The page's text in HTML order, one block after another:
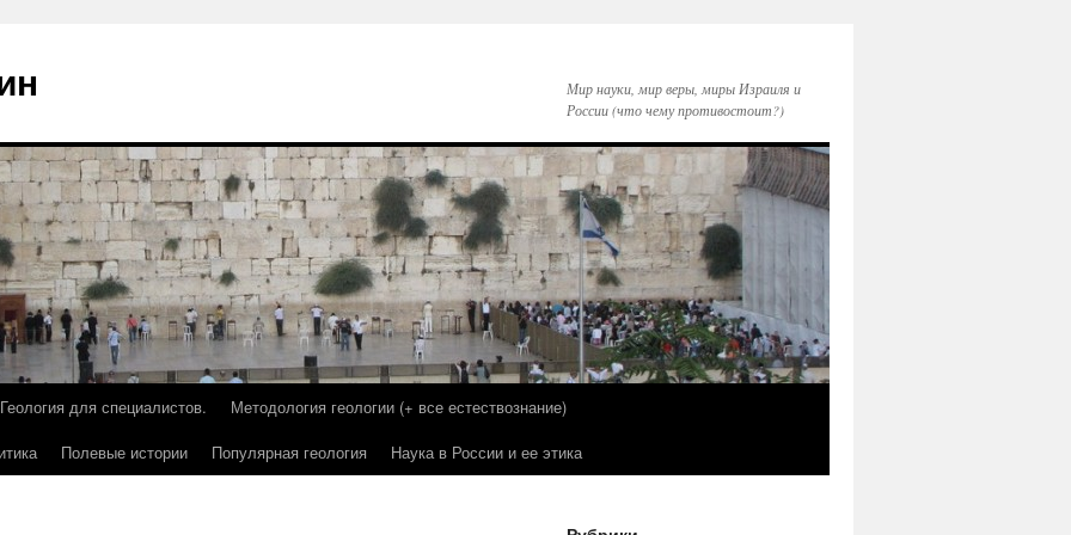
Мир науки, мир веры, миры Израиля и
России (что чему противостоит?)
Геология для специалистов.
Методология геологии (+ все естествознание)
Полевые истории Популярная геология Наука в России и ее этика